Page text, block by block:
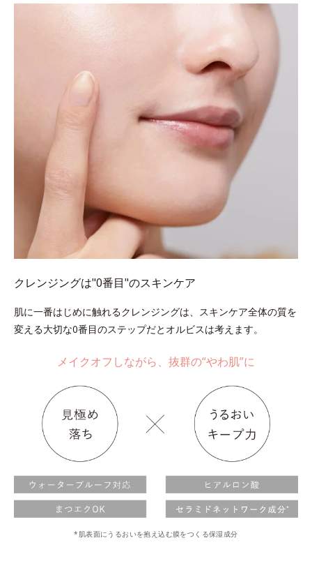
クレンジングは"0番目"のスキンケア
肌に一番はじめに触れるクレンジングは、スキンケア全体の質を
変える大切な0番目のステップだとオルビスは考えます。
メイクオフしながら、抜群の“やわ肌”に
*肌表面にうるおいを抱え込む膜をつくる保湿成分